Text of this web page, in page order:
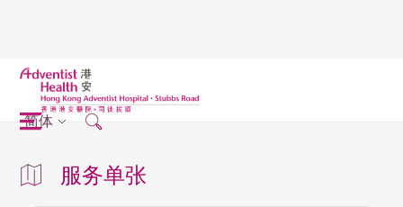
简体
服务单张